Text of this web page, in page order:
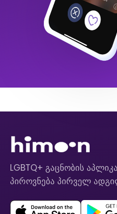
LGBTQ+ გაცნობის
პიროვნება პირველ